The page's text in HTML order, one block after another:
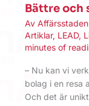
Bättre och
Av Affärsstaden
Artiklar, LEAD,
minutes of
– Nu kan vi
bolag i en resa
Och det är